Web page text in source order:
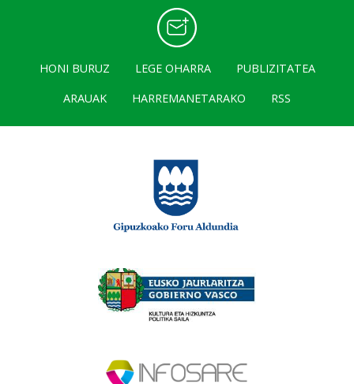
HONI BURUZ LEGE OHARRA
PUBLIZITATEA
ARAUAK
HARREMANETARAKO RSS